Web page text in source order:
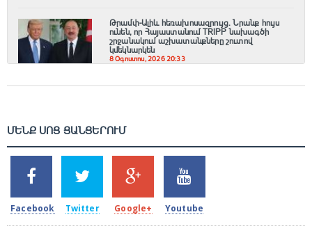
Թրամփ-Ալիև հեռախոսազրույց. Նրանք հույս
ունեն, որ Հայաստանում TRIPP նախագծի
շրջանակում աշխատանքները շուտով
կմեկնարկեն
8 Օգոստոս, 2026 20:33
ՄԵՆՔ ՍՈՑ ՑԱՆՑԵՐՈՒՄ
2k
SHARES
Facebook
1.5k
TWEETS
Twitter
203
SHARES
Google+
620
SHARES
Youtube